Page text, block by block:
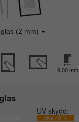
(2 mm)
9,00 mm
UV-skydd:
cirka 45 %